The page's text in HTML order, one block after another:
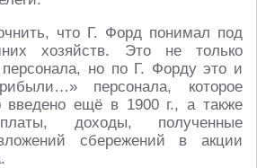
что Г. Форд понимал под
хозяйств. Это не только
персонала, но по Г. Форду это и
персонала, которое
ещё в 1900 г., а также
доходы, полученные
сбережений в акции